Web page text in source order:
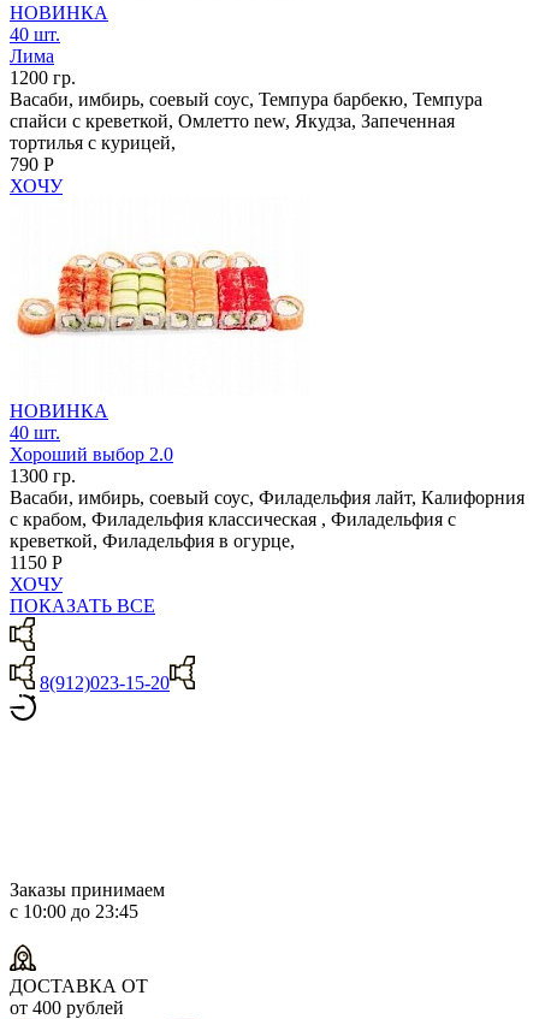
НОВИНКА
40 шт.
Лима
1200 гр.
Васаби, имбирь, соевый соус, Темпура барбекю, Темпура
спайси с креветкой, Омлетто new, Якудза, Запеченная
тортилья с курицей,
790 Р
ХОЧУ
НОВИНКА
40 шт.
Хороший выбор 2.0
1300 гр.
Васаби, имбирь, соевый соус, Филадельфия лайт, Калифорния
с крабом, Филадельфия классическая , Филадельфия с
креветкой, Филадельфия в огурце,
1150 Р
ХОЧУ
ПОКАЗАТЬ ВСЕ
8(912)023-15-20
Заказы принимаем
с 10:00 до 23:45
ДОСТАВКА ОТ
от 400 рублей